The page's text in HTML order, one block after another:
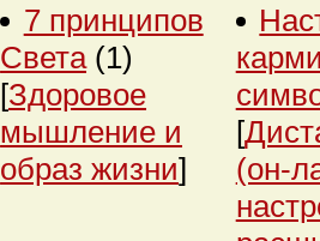
7 принципов
Света (1)
[Здоровое
мышление и
образ жизни]
[
(он-